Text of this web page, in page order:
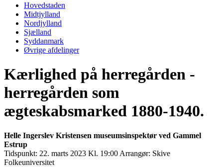
Hovedstaden
Midtjylland
Nordjylland
Sjælland
Syddanmark
Øvrige afdelinger
Kærlighed på herregården -
herregården som
ægteskabsmarked 1880-1940.
Helle Ingerslev Kristensen museumsinspektør ved Gammel
Estrup
Tidspunkt: 22. marts 2023 Kl. 19:00 Arrangør: Skive
Folkeuniversitet